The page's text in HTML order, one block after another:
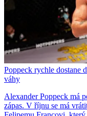
Poppeck rychle dostane
váhy
Alexander Poppeck má
zápas. V říjnu se má